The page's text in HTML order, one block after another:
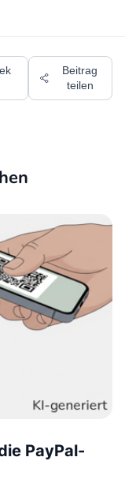
Beitrag
teilen
PayPal-